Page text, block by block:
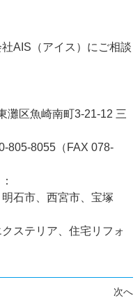
AIS（アイス）にご相談
灘区魚崎南町3-21-12 三
805-8055（FAX 078-
石市、西宮市、宝塚
ステリア、住宅リフォ
次へ